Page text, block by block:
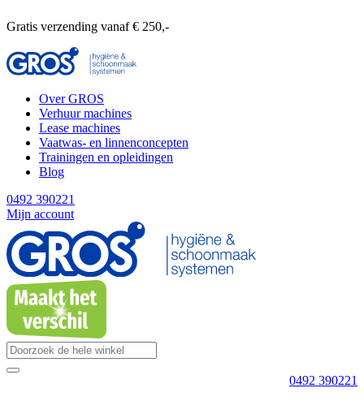
Gratis verzending vanaf € 250,-
Over GROS
Verhuur machines
Lease machines
Vaatwas- en linnenconcepten
Trainingen en opleidingen
Blog
0492 390221
Mijn account
0492 390221